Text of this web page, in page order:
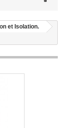
et Isolation.